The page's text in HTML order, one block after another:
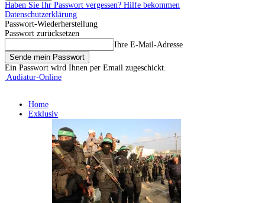
Haben Sie Ihr Passwort vergessen? Hilfe bekommen
Datenschutzerklärung
Passwort-Wiederherstellung
Passwort zurücksetzen
Ihre E-Mail-Adresse
Ein Passwort wird Ihnen per Email zugeschickt.
Audiatur-Online
Home
Exklusiv